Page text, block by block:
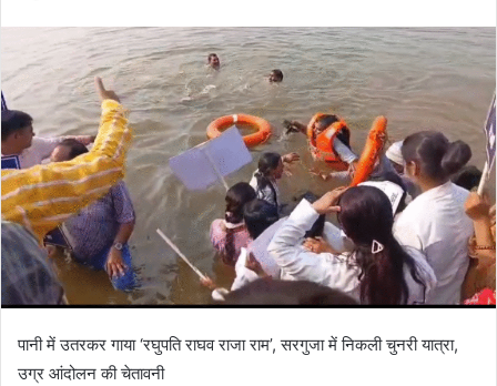
पानी में उतरकर गाया ‘रघुपति राघव राजा राम’, सरगुजा में निकली चुनरी यात्रा,
उग्र आंदोलन की चेतावनी